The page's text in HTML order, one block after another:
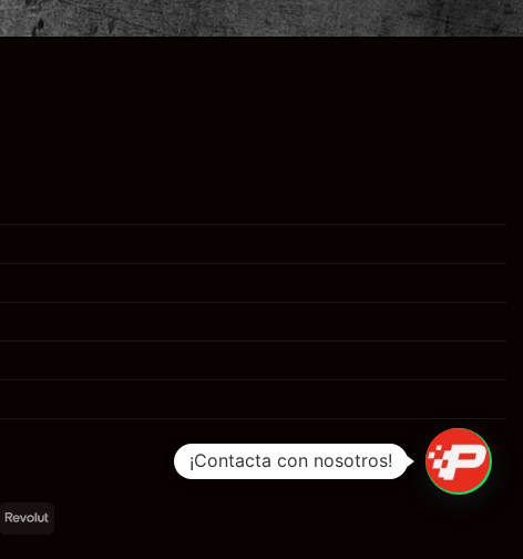
Revolut
¡Contacta con nosotros!